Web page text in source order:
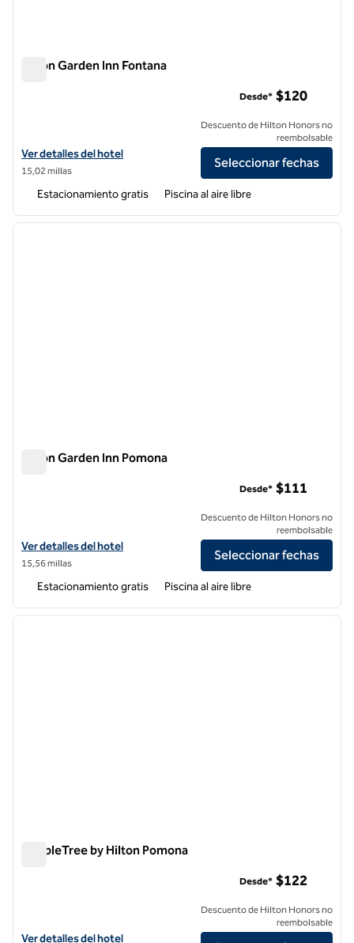
Hilton Garden Inn Fontana
Ver detalles del hotel Hilton Garden Inn Fontana
Ver detalles del hotel
15,02 millas
Desde* $120
Descuento de Hilton Honors no
reembolsable
Seleccionar fechas
Estacionamiento gratis Piscina al aire libre
1 de 12
Hilton Garden Inn Pomona
Ver detalles del hotel Hilton Garden Inn Pomona
Ver detalles del hotel
15,56 millas
Desde* $111
Descuento de Hilton Honors no
reembolsable
Seleccionar fechas
Estacionamiento gratis Piscina al aire libre
1 de 12
DoubleTree by Hilton Pomona
Ver detalles del hotel DoubleTree by Hilton Pomona
Ver detalles del hotel
Desde* $122
Descuento de Hilton Honors no
reembolsable